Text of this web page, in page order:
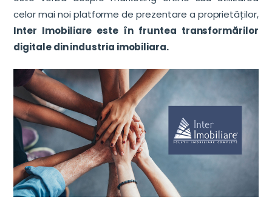
celor mai noi platforme de prezentare a proprietăților,
Inter Imobiliare este în fruntea transformărilor
digitale din industria imobiliara.